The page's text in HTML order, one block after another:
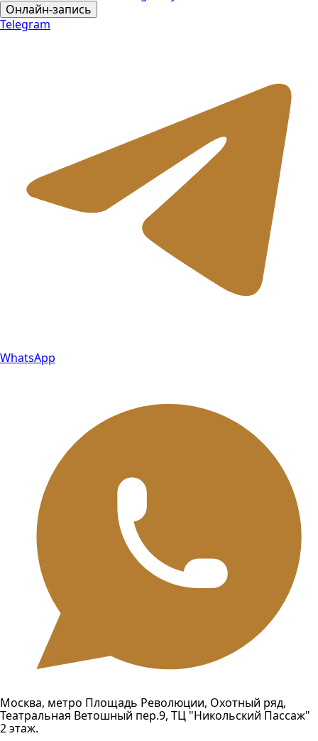
Онлайн-запись
Telegram
WhatsApp
Москва, метро Площадь Революции, Охотный ряд,
Театральная Ветошный пер.9, ТЦ "Никольский Пассаж"
2 этаж.